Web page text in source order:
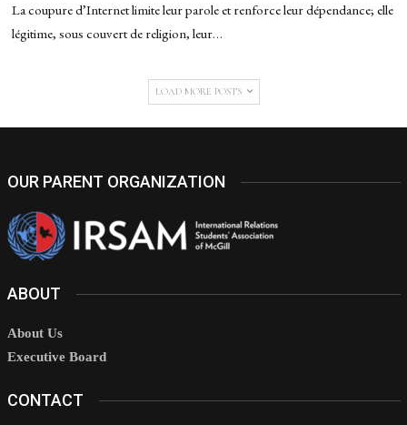
La coupure d’Internet limite leur parole et renforce leur dépendance; elle
légitime, sous couvert de religion, leur…
LOAD MORE POSTS
OUR PARENT ORGANIZATION
ABOUT
About Us
Executive Board
CONTACT